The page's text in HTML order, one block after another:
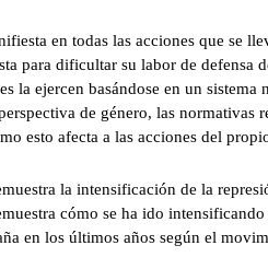
en todas las acciones que se
para dificultar su labor de defensa
la ejercen basándose en un
de género, las normativas
esto afecta a las acciones del
la intensificación de la
cómo se ha ido
en los últimos años según el